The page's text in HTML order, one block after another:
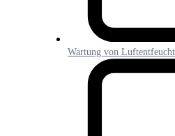
Wartung von